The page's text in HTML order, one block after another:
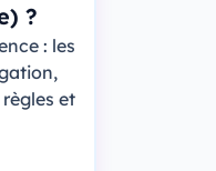
?
: les
et